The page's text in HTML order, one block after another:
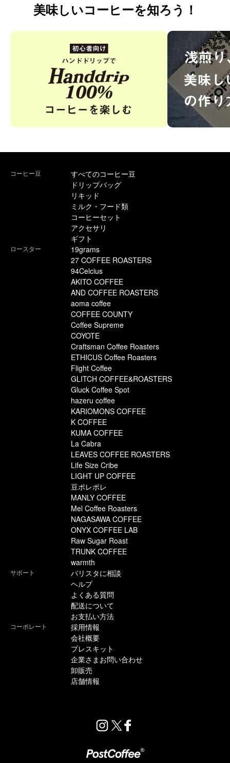
美味しいコーヒーを知ろう！
コーヒー豆
すべてのコーヒー豆
ドリップバッグ
リキッド
ミルク・フード類
コーヒーセット
アクセサリ
ギフト
ロースター
19grams
27 COFFEE ROASTERS
94Celcius
AKITO COFFEE
AND COFFEE ROASTERS
aoma coffee
COFFEE COUNTY
Coffee Supreme
COYOTE
Craftsman Coffee Roasters
ETHICUS Coffee Roasters
Flight Coffee
GLITCH COFFEE&ROASTERS
Gluck Coffee Spot
hazeru coffee
KARIOMONS COFFEE
K COFFEE
KUMA COFFEE
La Cabra
LEAVES COFFEE ROASTERS
Life Size Cribe
LIGHT UP COFFEE
豆ポレポレ
MANLY COFFEE
Mel Coffee Roasters
NAGASAWA COFFEE
ONYX COFFEE LAB
Raw Sugar Roast
TRUNK COFFEE
warmth
サポート
バリスタに相談
ヘルプ
よくある質問
配送について
お支払い方法
コーポレート
採用情報
会社概要
プレスキット
企業さまお問い合わせ
卸販売
店舗情報